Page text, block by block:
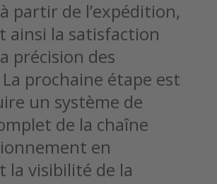
partir de l’expédition,
ainsi la satisfaction
précision des
prochaine étape est
un système de
de la chaîne
en
la visibilité de la